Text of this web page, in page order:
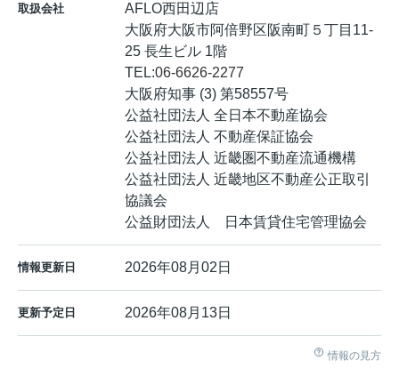
取扱会社
AFLO西田辺店
大阪府大阪市阿倍野区阪南町５丁目11-
25 長生ビル 1階
TEL:06-6626-2277
大阪府知事 (3) 第58557号
公益社団法人 全日本不動産協会
公益社団法人 不動産保証協会
公益社団法人 近畿圏不動産流通機構
公益社団法人 近畿地区不動産公正取引
協議会
公益財団法人 日本賃貸住宅管理協会
情報更新日 2026年08月02日
更新予定日 2026年08月13日
情報の見方